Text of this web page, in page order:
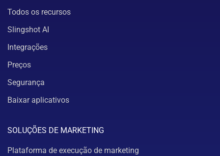
Todos os recursos
Slingshot AI
Integrações
Preços
Segurança
Baixar aplicativos
SOLUÇÕES DE MARKETING
Plataforma de execução de marketing